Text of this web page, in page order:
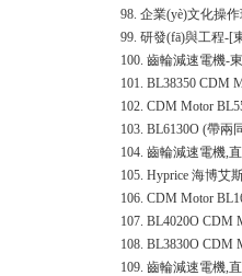
98. 企業(yè)文化操
99. 研發(fā)與工程-[
100. 齒輪減速電機-
101. BL38350 CDM
102. CDM Motor
103. BL6130O (帶兩
104. 齒輪減速電機,
105. Hyprice 海博艾
106. CDM Motor
107. BL4020O CDM
108. BL3830O CDM
109. 齒輪減速電機,